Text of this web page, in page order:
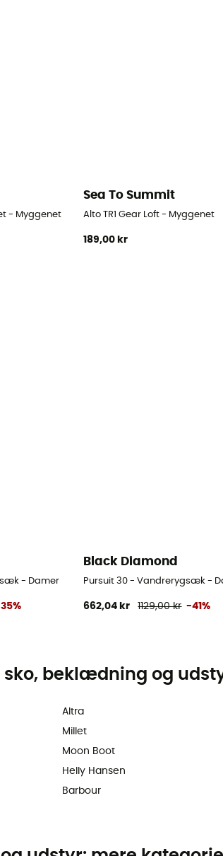
- Myggenet
Sea To Summit
Alto TR1 Gear Loft - Myggenet
189,00 kr
- Damer
Black Diamond
Pursuit 30 - Vandrerygsæk -
662,04 kr 1129,00 kr -41%
sko, beklædning og
Altra
Millet
Moon Boot
Helly Hansen
Barbour